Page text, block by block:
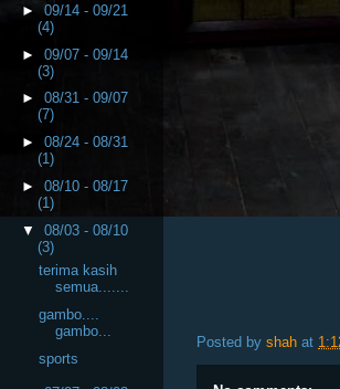
Posted by shah at
► 09/14 - 09/21
(4)
► 09/07 - 09/14
(3)
► 08/31 - 09/07
(7)
► 08/24 - 08/31
(1)
► 08/10 - 08/17
(1)
▼ 08/03 - 08/10
(3)
terima kasih
semua.......
gambo....
gambo...
sports